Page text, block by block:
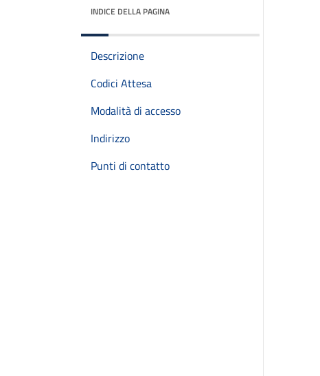
INDICE DELLA PAGINA
Descrizione
Codici Attesa
Modalità di accesso
Indirizzo
Punti di contatto